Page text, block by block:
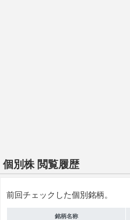
個別株 閲覧履歴
前回チェックした個別銘柄。
銘柄名称